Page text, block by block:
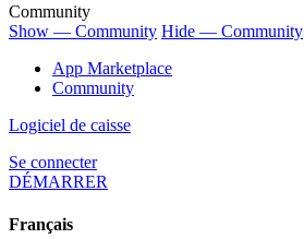
Community
Show — Community Hide — Community
App Marketplace
Community
Logiciel de caisse
Se connecter
DÉMARRER
Français